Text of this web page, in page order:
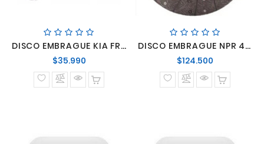
DISCO EMBRAGUE KIA FRONTIER 97 ADELANTE 240X22X24.30
$35.990Precio
normal
DISCO EMBRAGUE NPR 4.8 2005/2007
$124.500
normal